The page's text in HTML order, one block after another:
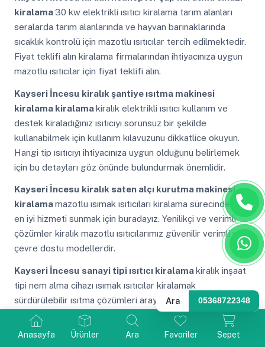
Anasayfa Ürünler Ara Favoriler Sepet
kiralama30 kw elektrikli ısıtıcı kiralama tarım alanları
seralarda tarım alanlarında ve hayvan barınaklarında
sıcaklık kontrolü için mazotlu ısıtıcılar tercih edilmektedir.
Fiyat teklifi alın kiralama firmalarından ihtiyacınıza uygun
mazotlu ısıtıcılar için fiyat teklifi alın.
Kayseri İncesu kiralık şantiye ısıtma makinesi
kiralama kiralamakiralık elektrikli ısıtıcı kullanım ve
destek kiraladığınız ısıtıcıyı sorunsuz bir şekilde
kullanabilmek için kullanım kılavuzunu dikkatlice okuyun.
Hangi tip ısıtıcıyı ihtiyacınıza uygun olduğunu belirlemek
için bu detayları göz önünde bulundurmak önemlidir.
Kayseri İncesu kiralık saten alçı kurutma makinesi
kiralamamazotlu ısımak ısıtıcıları kiralama sürecinde size
en iyi hizmeti sunmak için buradayız. Yenilikçi ve verimli
çözümler kiralık mazotlu ısıtıcılarımız güvenilir verimli ve
çevre dostu modellerdir.
Kayseri İncesu sanayi tipi ısıtıcı kiralamakiralık inşaat
tipi nem alma cihazı ısımak ısıtıcılar kiralamak
sürdürülebilir ısıtma çözümleri arayanlar için ideal bir
seçenektir. Mazotlu ısıtıcı kiralama hizmetlerinden
faydalanmadan önce ısımak kavramını anlamak önemlidir.
Ara 05368722348